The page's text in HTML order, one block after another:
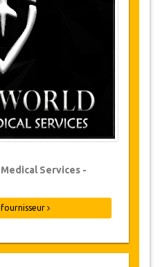
réservations peuvent
est donné à temps.
veuillez nous
faites au
l’avance, il n‘y aura
si la réservation a été
ne peut être faite
un courrier
avant le transfert.
paiements sont non-
JazicoWorld peut
Services -